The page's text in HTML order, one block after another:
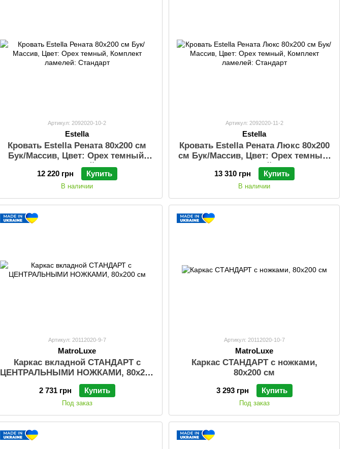
Артикул: 2092020-10-2
Estella
Кровать Estella Рената 80х200 см
Бук/Масcив, Цвет: Орех темный,
Комплект ламелей: Стандарт
12 220 грн Купить
В наличии
Артикул: 2092020-11-2
Estella
Кровать Estella Рената Люкс 80х200
см Бук/Масcив, Цвет: Орех темный,
Комплект ламелей: Стандарт
13 310 грн Купить
В наличии
Артикул: 20112020-9-7
MatroLuxe
Каркас вкладной СТАНДАРТ с
ЦЕНТРАЛЬНЫМИ НОЖКАМИ, 80х200
см
2 731 грн Купить
Под заказ
Артикул: 20112020-10-7
MatroLuxe
Каркас СТАНДАРТ с ножками,
80х200 см
3 293 грн Купить
Под заказ